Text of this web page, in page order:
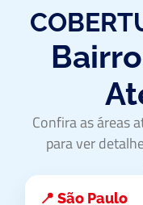
Confira as áreas
para ver
📍 São Paulo